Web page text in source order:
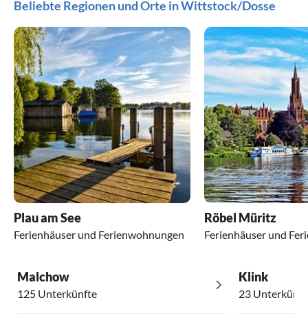
Beliebte Regionen und Orte in Wittstock/Dosse
Plau am See
Ferienhäuser und Ferienwohnungen
Röbel Müritz
Ferienhäuser und
Malchow
125 Unterkünfte
Klink
23